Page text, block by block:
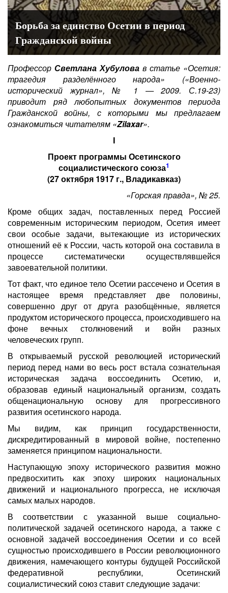
Борьба за единство Осетии в период
Гражданской войны
Профессор Светлана Хубулова в статье «Осетия:
трагедия разделённого народа» («Военно-
исторический журнал», № 1 — 2009. С.19-23)
приводит ряд любопытных документов периода
Гражданской войны, с которыми мы предлагаем
ознакомиться читателям «Zilaxar».
I
Проект программы Осетинского
социалистического союза1
(27 октября 1917 г., Владикавказ)
«Горская правда», № 25.
Кроме общих задач, поставленных перед Россией
современным историческим периодом, Осетия имеет
свои особые задачи, вытекающие из исторических
отношений её к России, часть которой она составила в
процессе систематически осуществлявшейся
завоевательной политики.
Тот факт, что единое тело Осетии рассечено и Осетия в
настоящее время представляет две половины,
совершенно друг от друга разобщённые, является
продуктом исторического процесса, происходившего на
фоне вечных столкновений и войн разных
человеческих групп.
В открываемый русской революцией исторический
период перед нами во весь рост встала сознательная
историческая задача воссоединить Осетию, и,
образовав единый национальный организм, создать
общенациональную основу для прогрессивного
развития осетинского народа.
Мы видим, как принцип государственности,
дискредитированный в мировой войне, постепенно
заменяется принципом национальности.
Наступающую эпоху исторического развития можно
предвосхитить как эпоху широких национальных
движений и национального прогресса, не исключая
самых малых народов.
В соответствии с указанной выше социально-
политической задачей осетинского народа, а также с
основной задачей воссоединения Осетии и со всей
сущностью происходившего в России революционного
движения, намечающего контуры будущей Российской
федеративной республики, Осетинский
социалистический союз ставит следующие задачи: